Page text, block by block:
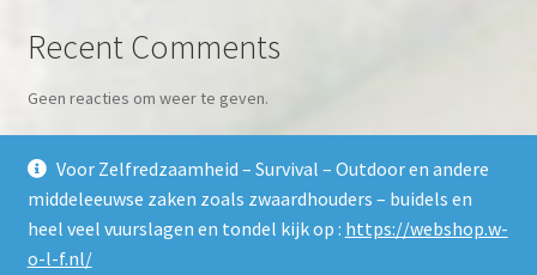
Voor Zelfredzaamheid – Survival – Outdoor en andere
middeleeuwse zaken zoals zwaardhouders – buidels en
heel veel vuurslagen en tondel kijk op : https://webshop.w-
o-l-f.nl/
Recent Comments
Geen reacties om weer te geven.
© Arcis Armas - Het pantser van de citadel 2026